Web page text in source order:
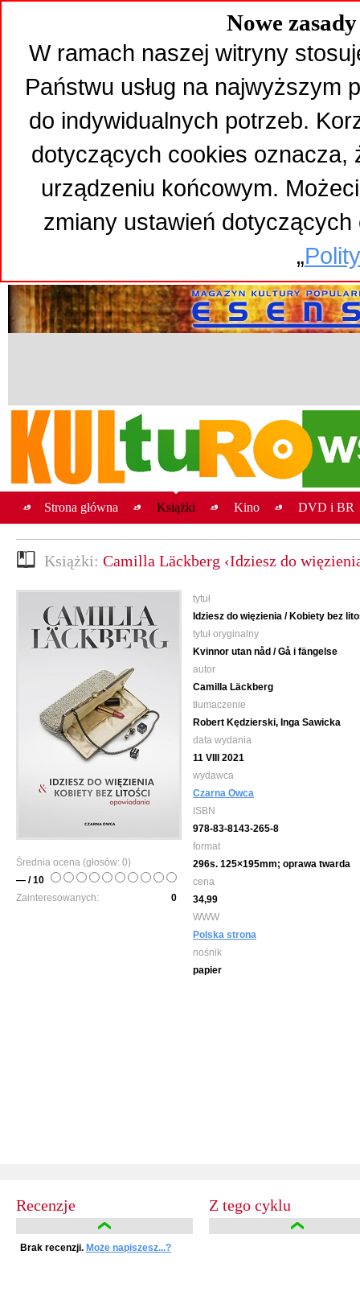
Nowe
W ramach naszej witryny
Państwu usług na najwyższym
do indywidualnych potrzeb.
dotyczących cookies oznacza,
urządzeniu końcowym.
zmiany ustawień
„
Strona główna Książki Kino DVD i BR
Książki: Camilla Läckberg ‹Idziesz do
Średnia ocena (głosów: 0)
— / 10
0
Zainteresowanych:
tytuł
Idziesz do więzienia / Kobiety bez
tytuł oryginalny
Kvinnor utan nåd / Gå i fängelse
autor
Camilla Läckberg
tłumaczenie
Robert Kędzierski, Inga Sawicka
data wydania
11 VIII 2021
wydawca
Czarna Owca
ISBN
978-83-8143-265-8
format
296s. 125×195mm; oprawa twarda
cena
34,99
WWW
Polska strona
nośnik
papier
Recenzje
Brak recenzji. Może napiszesz...?
Z tego cyklu